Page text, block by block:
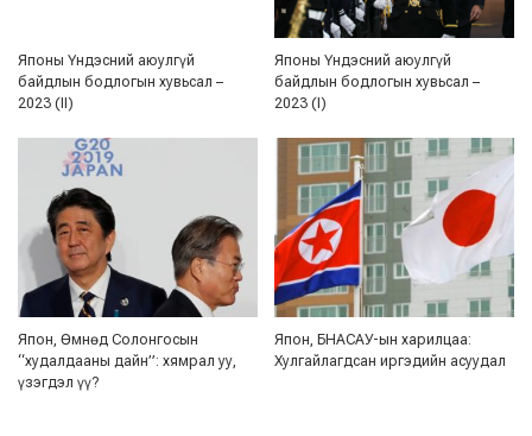
Японы Үндэсний аюулгүй
байдлын бодлогын хувьсал –
2023 (II)
Японы Үндэсний аюулгүй
байдлын бодлогын хувьсал –
2023 (I)
Япон, Өмнөд Солонгосын
“худалдааны дайн”: хямрал уу,
үзэгдэл үү?
Япон, БНАСАУ-ын харилцаа:
Хулгайлагдсан иргэдийн асуудал